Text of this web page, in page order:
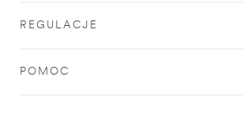
REGULACJE
POMOC